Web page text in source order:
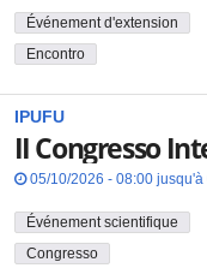
Événement d'extension
Encontro
IPUFU
II Congresso
05/10/2026 - 08:00 jusqu'à
Événement scientifique
Congresso